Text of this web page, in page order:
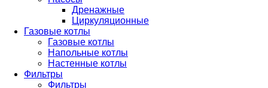
Дренажные
Циркуляционные
Газовые котлы
Газовые котлы
Напольные котлы
Настенные котлы
Фильтры
Фильтры